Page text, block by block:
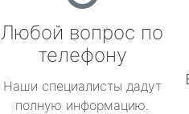
Любой вопрос по
телефону
Наши специалисты дадут
полную информацию.